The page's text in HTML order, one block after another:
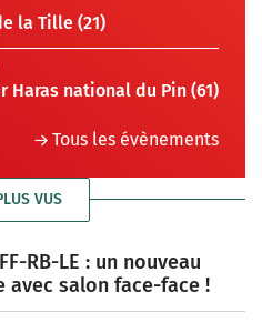
la Tille (21)
Haras national du Pin (61)
Tous les évènements
VUS
RB-LE : un nouveau
salon face-face !